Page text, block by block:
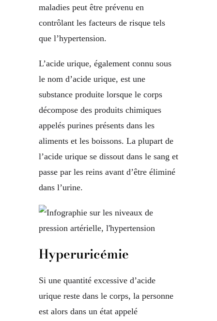
maladies peut être prévenu en
contrôlant les facteurs de risque tels
que l’hypertension.
L’acide urique, également connu sous
le nom d’acide urique, est une
substance produite lorsque le corps
décompose des produits chimiques
appelés purines présents dans les
aliments et les boissons. La plupart de
l’acide urique se dissout dans le sang et
passe par les reins avant d’être éliminé
dans l’urine.
Hyperuricémie
Si une quantité excessive d’acide
urique reste dans le corps, la personne
est alors dans un état appelé